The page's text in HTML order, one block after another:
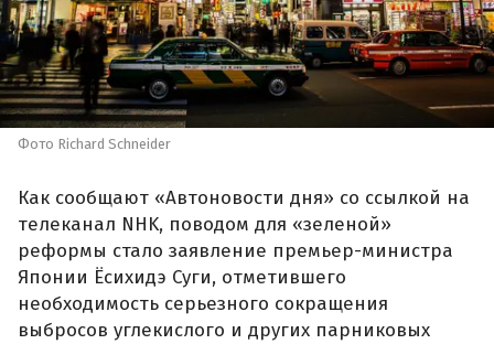
Фото Richard Schneider
Как сообщают «Автоновости дня» со ссылкой на
телеканал NHK, поводом для «зеленой»
реформы стало заявление премьер-министра
Японии Ёсихидэ Суги, отметившего
необходимость серьезного сокращения
выбросов углекислого и других парниковых